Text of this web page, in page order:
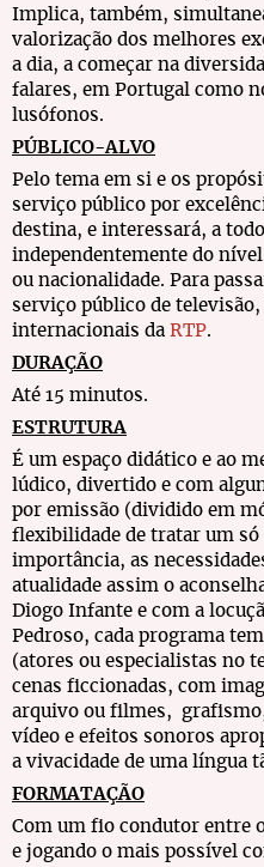
Implica, também,
valorização dos melhores
a dia, a começar na
falares, em Portugal como
lusófonos.
PÚBLICO-ALVO
Pelo tema em si e os
serviço público por
destina, e interessará, a
independentemente do
ou nacionalidade. Para
serviço público de
internacionais da RTP.
DURAÇÃO
Até 15 minutos.
ESTRUTURA
É um espaço didático e ao
lúdico, divertido e com
por emissão (dividido em
flexibilidade de tratar um só
importância, as
atualidade assim o
Diogo Infante e com a
Pedroso, cada programa
(atores ou especialistas no
cenas ficcionadas, com
arquivo ou filmes,
vídeo e efeitos sonoros
a vivacidade de uma língua
FORMATAÇÃO
Com um fio condutor entre
e jogando o mais possível